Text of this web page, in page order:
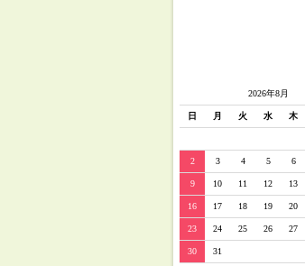
2026年8月
日 月 火 水 木
2 3 4 5 6
9 10 11 12 13
16 17 18 19 20
23 24 25 26 27
30 31